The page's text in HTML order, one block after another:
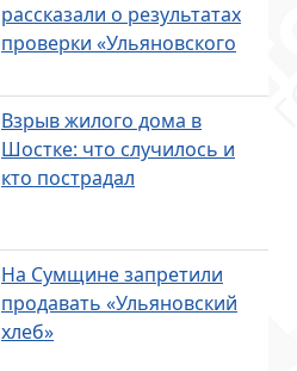
рассказали о результатах
проверки «Ульяновского
Взрыв жилого дома в
Шостке: что случилось и
кто пострадал
На Сумщине запретили
продавать «Ульяновский
хлеб»